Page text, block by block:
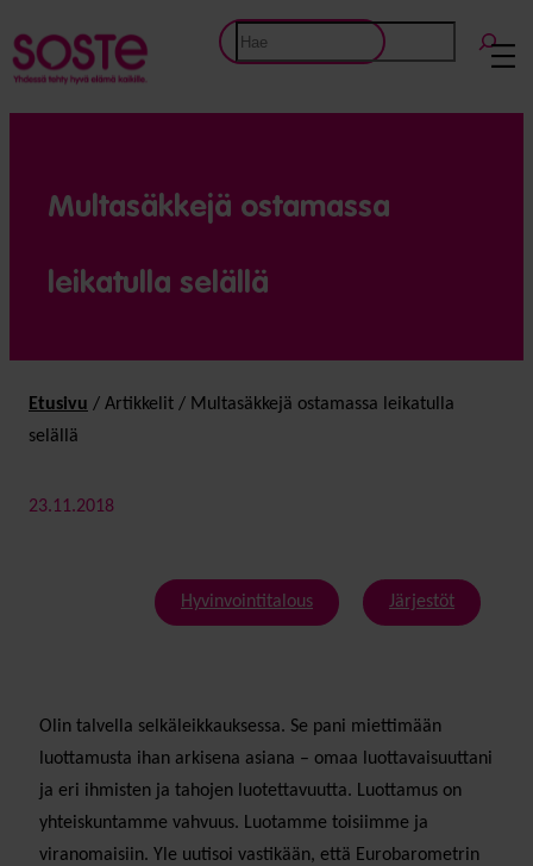
Etsi
Multasäkkejä ostamassa
leikatulla selällä
Etusivu / Artikkelit / Multasäkkejä ostamassa leikatulla
selällä
23.11.2018
Hyvinvointitalous Järjestöt
Olin talvella selkäleikkauksessa. Se pani miettimään
luottamusta ihan arkisena asiana – omaa luottavaisuuttani
ja eri ihmisten ja tahojen luotettavuutta. Luottamus on
yhteiskuntamme vahvuus. Luotamme toisiimme ja
viranomaisiin. Yle uutisoi vastikään, että Eurobarometrin